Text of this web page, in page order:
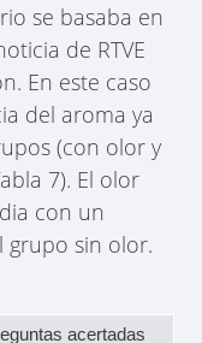
se basaba en
de RTVE
En este caso
del aroma ya
(con olor y
7). El olor
con un
grupo sin olor.
acertadas